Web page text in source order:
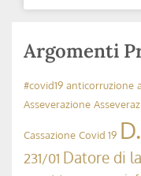
La sicurezza
lavoro
Studio Legale Carozzi
Cookie Policy